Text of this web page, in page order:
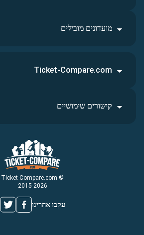
מועדונים מובילים
© Ticket-Compare.com
2015-2026
עקבו אחרינו
Ticket-Compare.com
קישורים שימושיים